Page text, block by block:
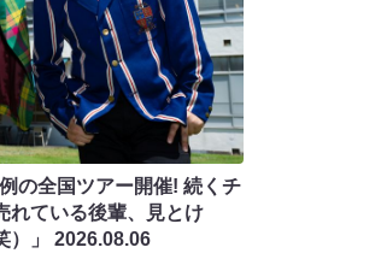
の全国ツアー開催! 続くチ
れている後輩、見とけ
）」 2026.08.06